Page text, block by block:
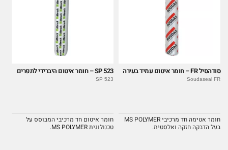
סודהסיל FR – חומר איטום עמיד בעירה
Soudaseal FR
חומר אטימה חד מרכיבי MS POLYMER
בעל הדבקה חזקה ואלסטית.
SP 523 – חומר איטום היברידי לתפרים
SP 523
חומר איטום חד מרכיבי המבוסס על
טכנולוגית MS POLYMER.